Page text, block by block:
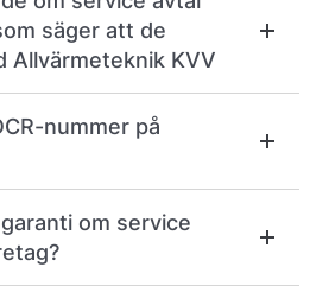
säger att de
Allvärmeteknik KVV
nummer på
om service